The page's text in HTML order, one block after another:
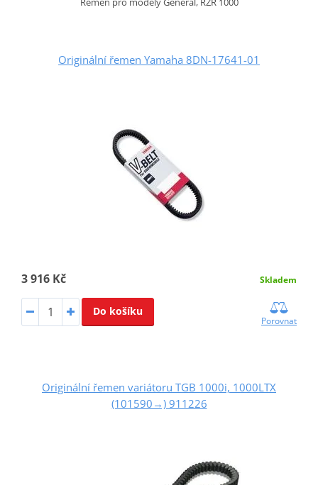
Originální řemen Yamaha 8DN-17641-01
3 916 Kč Skladem
Do košíku
Porovnat
Originální řemen variátoru TGB 1000i, 1000LTX
(101590→) 911226